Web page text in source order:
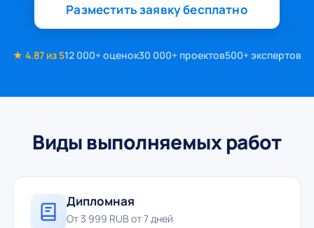
Разместить заявку бесплатно
★ 4.87 из 512 000+ оценок30 000+ проектов500+ экспертов
Виды выполняемых работ
Дипломная
От 3 999 RUB от 7 дней